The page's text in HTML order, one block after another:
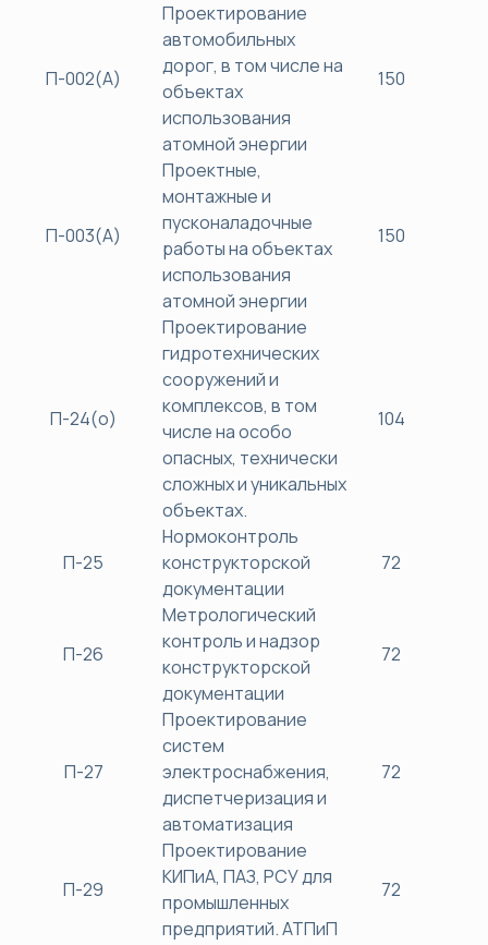
П-002(А)
Проектирование
автомобильных
дорог, в том числе на
объектах
использования
атомной энергии
150
П-003(А)
Проектные,
монтажные и
пусконаладочные
работы на объектах
использования
атомной энергии
150
П-24(о)
Проектирование
гидротехнических
сооружений и
комплексов, в том
числе на особо
опасных, технически
сложных и уникальных
объектах.
104
П-25
Нормоконтроль
конструкторской
документации
72
П-26
Метрологический
контроль и надзор
конструкторской
документации
72
П-27
Проектирование
систем
электроснабжения,
диспетчеризация и
автоматизация
72
П-29
Проектирование
КИПиА, ПАЗ, РСУ для
промышленных
предприятий. АТПиП
72